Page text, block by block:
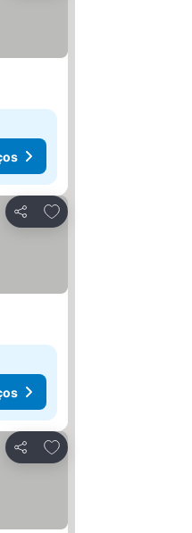
Partilhar
Adicionar aos favoritos
Partilhar
Adicionar aos favoritos